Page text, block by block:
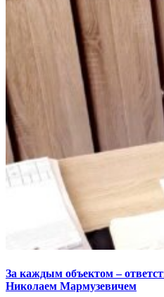
За каждым объектом –
Николаем Мармузевичем